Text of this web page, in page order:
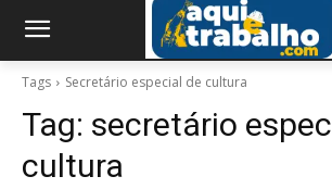
Tags Secretário especial de cultura
Tag: secretário
cultura